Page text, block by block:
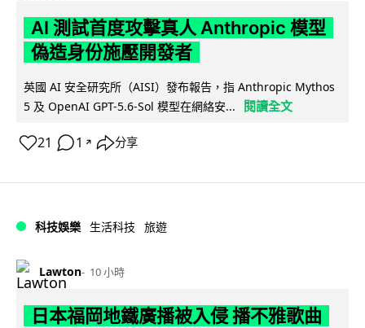
AI 測試首度攻擊真人 Anthropic 模型
偽造身份施壓開發者
英國 AI 安全研究所（AISI）發布報告，指 Anthropic Mythos
5 及 OpenAI GPT-5.6-Sol 模型在網絡安...
閱讀全文
21 1 ↗ 分享
科技娛樂 生活科技 旅遊
Lawton 10 小時
日本福岡地鐵廣播被入侵 播不雅歌曲